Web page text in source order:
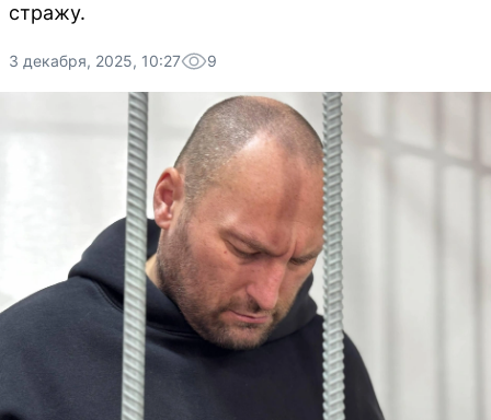
стражу.
3 декабря, 2025, 10:27 9